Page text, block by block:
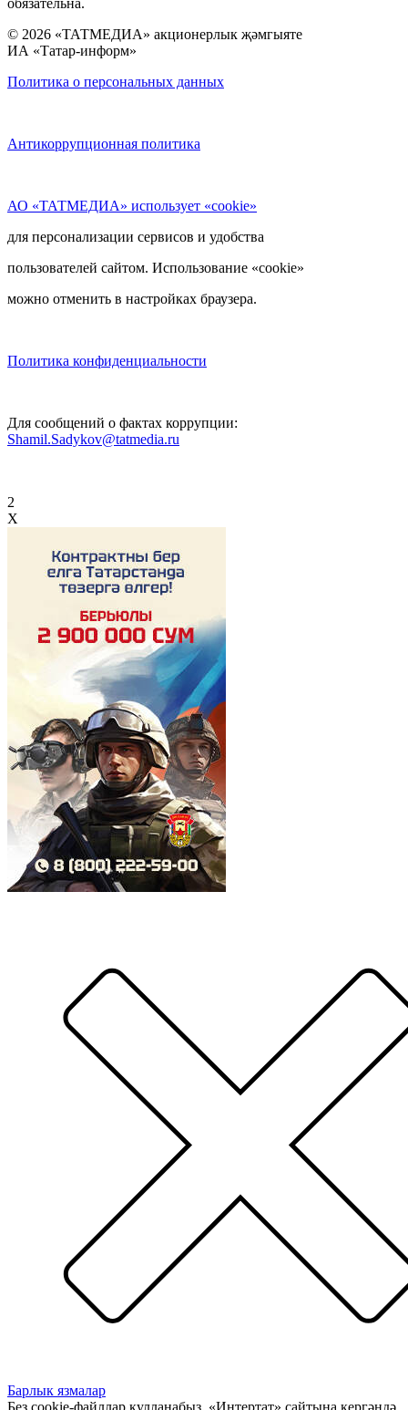
© 2026 «ТАТМЕДИА» акционерлык җәмгыяте
ИА «Татар-информ»
Политика о персональных данных
Антикоррупционная политика
АО «ТАТМЕДИА» использует «cookie»
для персонализации сервисов и удобства
пользователей сайтом. Использование «cookie»
можно отменить в настройках браузера.
Политика конфиденциальности
Для сообщений о фактах коррупции:
Shamil.Sadykov@tatmedia.ru
2
X
Барлык язмалар
Без cookie-файллар кулланабыз. «Интертат» сайтына кергәндә